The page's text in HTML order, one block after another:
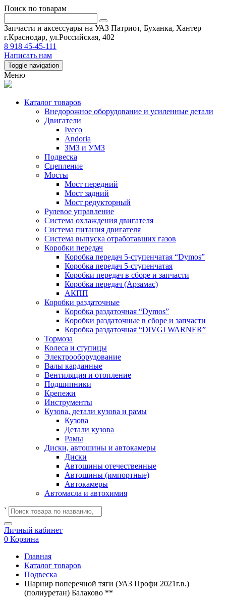
Поиск по товарам
Запчасти и аксессуары на УАЗ Патриот, Буханка, Хантер
г.Краснодар, ул.Российская, 402
8 918 45-45-111
Написать нам
Toggle navigation
Меню
Каталог товаров
Внедорожное оборудование и усиленные детали
Двигатели
Iveco
Andoria
ЗМЗ и УМЗ
Подвеска
Сцепление
Мосты
Мост передний
Мост задний
Мост редукторный
Рулевое управление
Система охлаждения двигателя
Система питания двигателя
Система выпуска отработавших газов
Коробки передач
Коробка передач 5-ступенчатая “Dymos”
Коробка передач 5-ступенчатая
Коробки передач в сборе и запчасти
Коробка передач (Арзамас)
АКПП
Коробки раздаточные
Коробка раздаточная “Dymos”
Коробки раздаточные в сборе и запчасти
Коробка раздаточная “DIVGI WARNER”
Тормоза
Колеса и ступицы
Электрооборудование
Валы карданные
Вентиляция и отопление
Подшипники
Крепежи
Инструменты
Кузова, детали кузова и рамы
Кузова
Детали кузова
Рамы
Диски, автошины и автокамеры
Диски
Автошины отечественные
Автошины (импортные)
Автокамеры
Автомасла и автохимия
`
Личный кабинет
0 Корзина
Главная
Каталог товаров
Подвеска
Шарнир поперечной тяги (УАЗ Профи 2021г.в.)
(полиуретан) Балаково **